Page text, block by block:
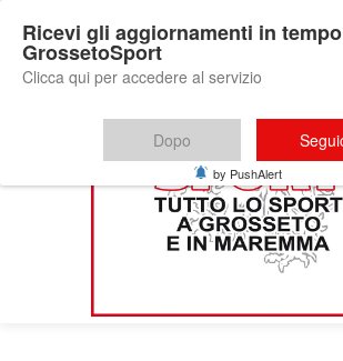
Ricevi gli aggiornamenti in
GrossetoSport
Clicca qui per accedere al servizio
Dopo
by PushAlert